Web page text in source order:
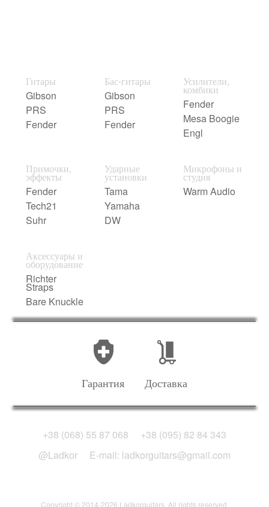
Гитары
Gibson
PRS
Fender
Бас-гитары
Gibson
PRS
Fender
Усилители,
комбики
Fender
Mesa Boogie
Engl
Примочки,
эффекты
Fender
Tech21
Suhr
Ударные
установки
Tama
Yamaha
DW
Микрофоны и
студия
Warm Audio
Аксессуары и
оборудование
Richter
Straps
Bare Knuckle
Гарантия Доставка
+38 (068) 55 87 068
+38 (095) 82 84 343
@Ladkor
E-mail: ladkorguitars@gmail.com
Copyright © 2014-2026 Ladkorguitars. All rights reserved.